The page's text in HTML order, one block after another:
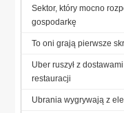
Sektor, który mocno
gospodarkę
To oni grają pierwsze
Uber ruszył z
restauracji
Ubrania wygrywają z